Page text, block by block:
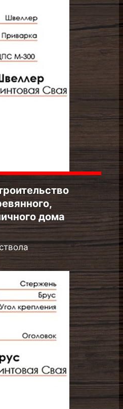
блочного